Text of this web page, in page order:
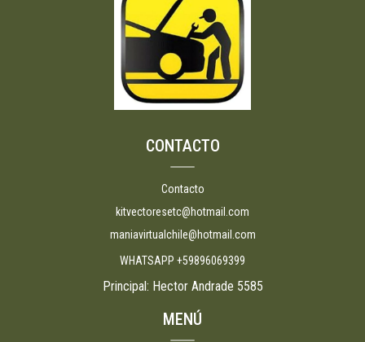
CONTACTO
Contacto
kitvectoresetc@hotmail.com
maniavirtualchile@hotmail.com
WHATSAPP +59896069399
Principal: Hector Andrade 5585
MENÚ